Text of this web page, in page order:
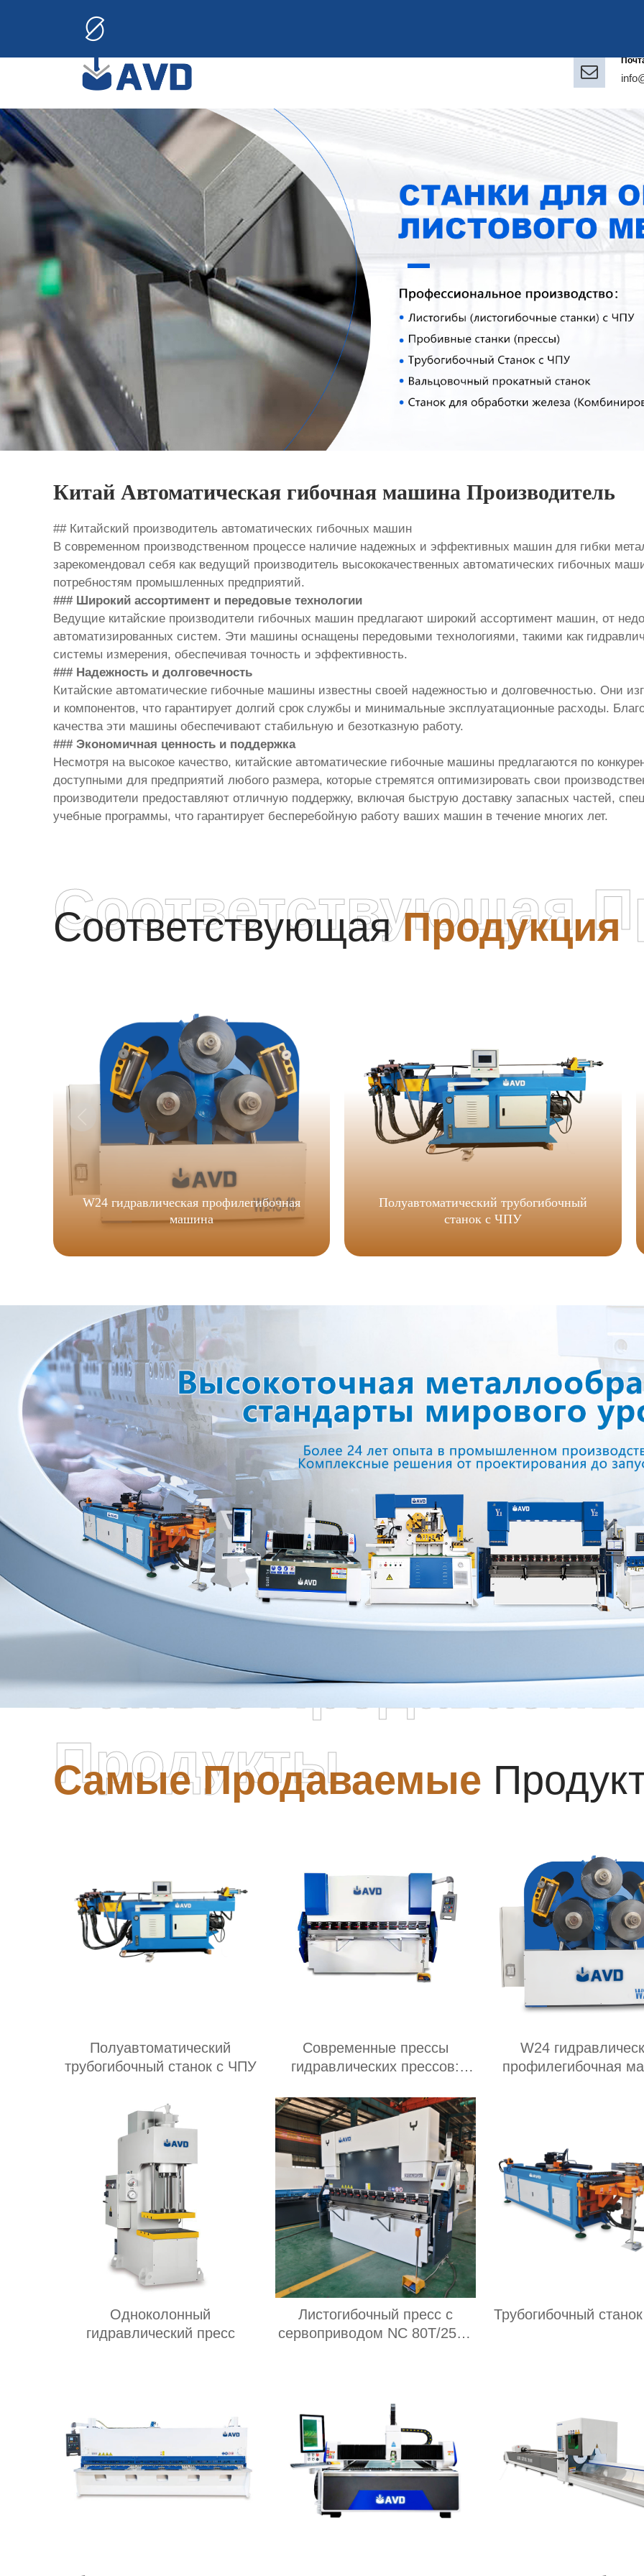
Китай Автоматическая гибочная машина Производитель
## Китайский производитель автоматических гибочных машин
В современном производственном процессе наличие надежных и эффективных машин для гибки
зарекомендовал себя как ведущий производитель высококачественных автоматических гибочных
потребностям промышленных предприятий.
### Широкий ассортимент и передовые технологии
Ведущие китайские производители гибочных машин предлагают широкий ассортимент машин, от
автоматизированных систем. Эти машины оснащены передовыми технологиями, такими как
системы измерения, обеспечивая точность и эффективность.
### Надежность и долговечность
Китайские автоматические гибочные машины известны своей надежностью и долговечностью. Они
и компонентов, что гарантирует долгий срок службы и минимальные эксплуатационные расходы.
качества эти машины обеспечивают стабильную и безотказную работу.
### Экономичная ценность и поддержка
Несмотря на высокое качество, китайские автоматические гибочные машины предлагаются по
доступными для предприятий любого размера, которые стремятся оптимизировать свои
производители предоставляют отличную поддержку, включая быструю доставку запасных частей,
учебные программы, что гарантирует бесперебойную работу ваших машин в течение многих лет.
СоответствующаяПродукция
Соответствующая
W24 гидравлическая профилегибочная
машина
Полуавтоматический трубогибочный
станок с ЧПУ
Самые Продаваемые
Самые
Продукты
Полуавтоматический
трубогибочный станок с ЧПУ
Современные прессы
гидравлических прессов:
применения
W24
профилегибочная
Одноколонный
гидравлический пресс
Листогибочный пресс с
сервоприводом NC 80T/2500
Трубогибочный